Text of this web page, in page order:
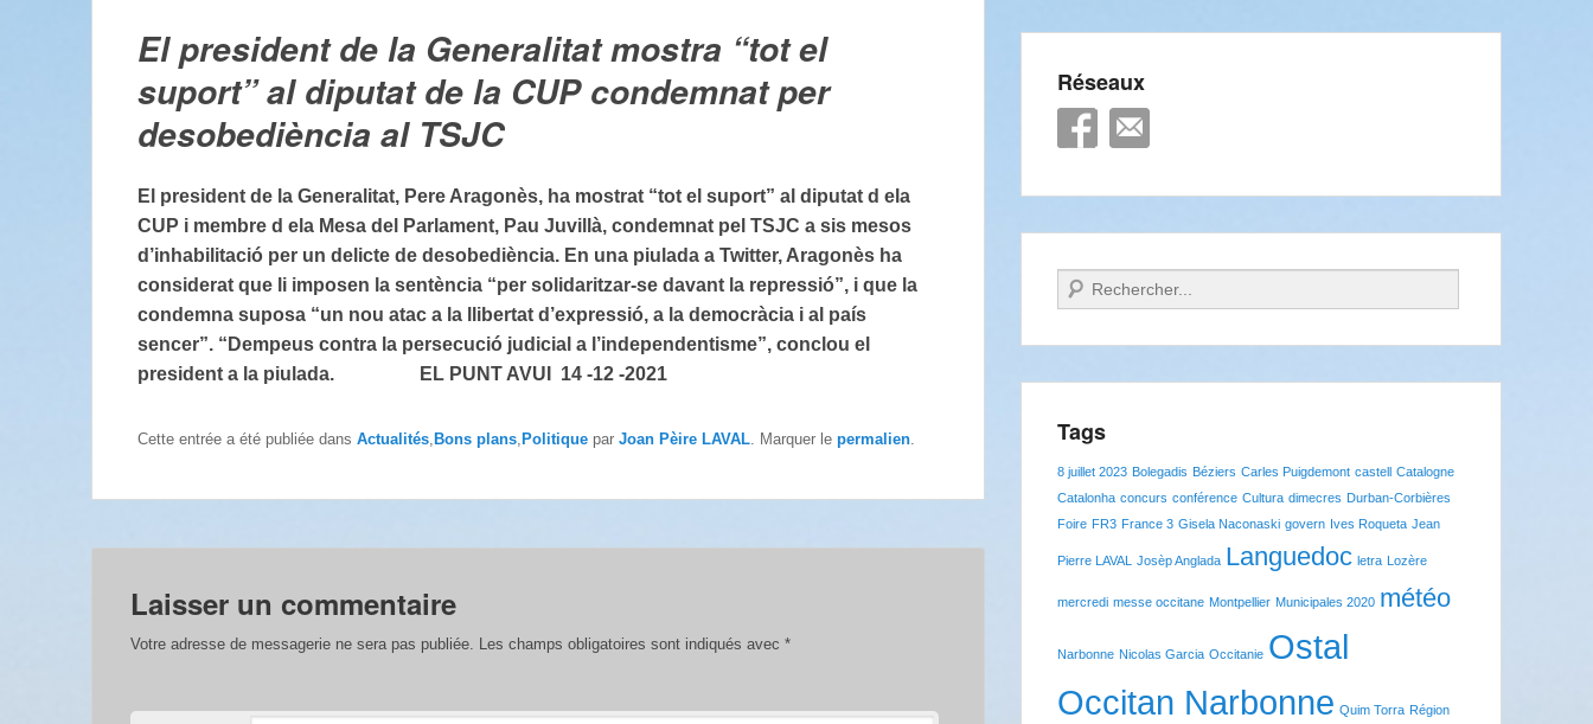
El president de la Generalitat mostra “tot el
suport” al diputat de la CUP condemnat per
desobediència al TSJC
El president de la Generalitat, Pere Aragonès, ha mostrat “tot el suport” al diputat d ela
CUP i membre d ela Mesa del Parlament, Pau Juvillà, condemnat pel TSJC a sis mesos
d’inhabilitació per un delicte de desobediència. En una piulada a Twitter, Aragonès ha
considerat que li imposen la sentència “per solidaritzar-se davant la repressió”, i que la
condemna suposa “un nou atac a la llibertat d’expressió, a la democràcia i al país
sencer”. “Dempeus contra la persecució judicial a l’independentisme”, conclou el
president a la piulada. EL PUNT AVUI 14 -12 -2021
Cette entrée a été publiée dans Actualités, Bons plans, Politique par Joan Pèire LAVAL. Marquer le permalien.
Laisser un commentaire
Votre adresse de messagerie ne sera pas publiée. Les champs obligatoires sont indiqués avec *
Réseaux
Recherche
Tags
8 juillet 2023 Bolegadis Béziers Carles Puigdemont castell Catalogne
Catalonha concurs conférence Cultura dimecres Durban-Corbières
Foire FR3 France 3 Gisela Naconaski govern Ives Roqueta Jean
Pierre LAVAL Josèp Anglada Languedoc letra Lozère
mercredi messe occitane Montpellier Municipales 2020 météo
Narbonne Nicolas Garcia Occitanie Ostal
Occitan Narbonne Quim Torra Région